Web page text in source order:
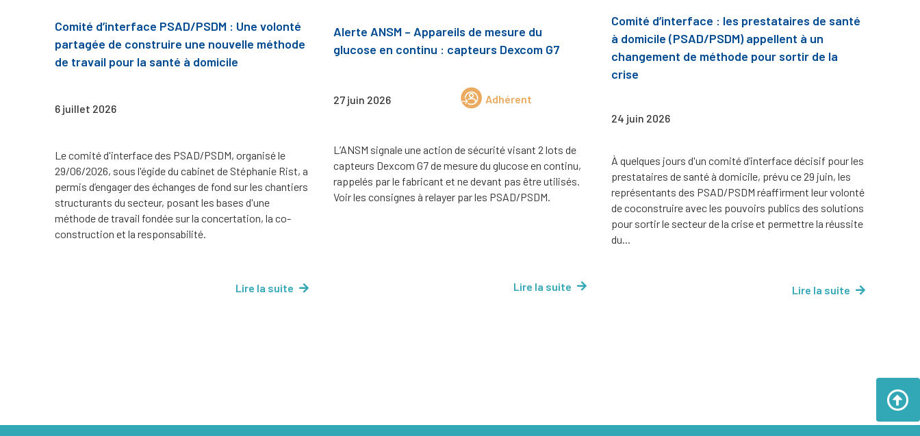
Comité d’interface PSAD/PSDM : Une volonté
partagée de construire une nouvelle méthode
de travail pour la santé à domicile
6 juillet 2026
Le comité d'interface des PSAD/PSDM, organisé le
29/06/2026, sous l'égide du cabinet de Stéphanie Rist, a
permis d’engager des échanges de fond sur les chantiers
structurants du secteur, posant les bases d'une
méthode de travail fondée sur la concertation, la co-
construction et la responsabilité.
Lire la suite
Alerte ANSM – Appareils de mesure du
glucose en continu : capteurs Dexcom G7
27 juin 2026 Adhérent
L’ANSM signale une action de sécurité visant 2 lots de
capteurs Dexcom G7 de mesure du glucose en continu,
rappelés par le fabricant et ne devant pas être utilisés.
Voir les consignes à relayer par les PSAD/PSDM.
Lire la suite
Comité d’interface : les prestataires de santé
à domicile (PSAD/PSDM) appellent à un
changement de méthode pour sortir de la
crise
24 juin 2026
À quelques jours d'un comité d’interface décisif pour les
prestataires de santé à domicile, prévu ce 29 juin, les
représentants des PSAD/PSDM réaffirment leur volonté
de coconstruire avec les pouvoirs publics des solutions
pour sortir le secteur de la crise et permettre la réussite
du...
Lire la suite